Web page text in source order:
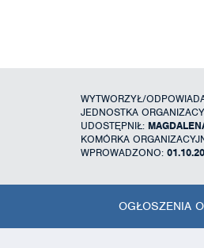
WYTWORZYŁ/
JEDNOSTKA
UDOSTĘPNIŁ:
KOMÓRKA
WPROWADZONO:
OGŁOSZENIA